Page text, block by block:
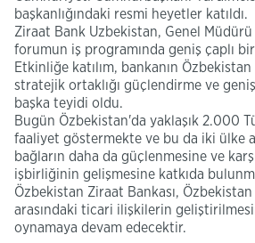
başkanlığındaki resmi heyetler katıldı.
Ziraat Bank Uzbekistan, Genel Müdürü
forumun iş programında geniş çaplı bir
Etkinliğe katılım, bankanın
stratejik ortaklığı güçlendirme ve
başka teyidi oldu.
Bugün Özbekistan'da yaklaşık 2.000
faaliyet göstermekte ve bu da iki ülke
bağların daha da güçlenmesine ve
işbirliğinin gelişmesine katkıda
Özbekistan Ziraat Bankası,
arasındaki ticari ilişkilerin
oynamaya devam edecektir.